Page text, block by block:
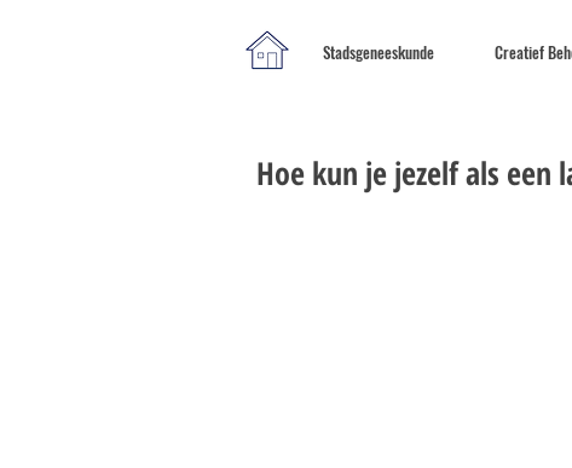
Stadsgeneeskunde Creatief
Hoe kun je jezelf als een